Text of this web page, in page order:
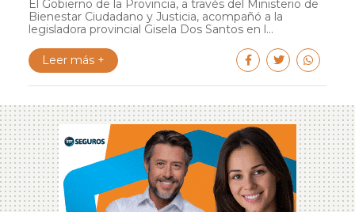
El Gobierno de la Provincia, a través del Ministerio de
Bienestar Ciudadano y Justicia, acompañó a la
legisladora provincial Gisela Dos Santos en l...
Leer más +